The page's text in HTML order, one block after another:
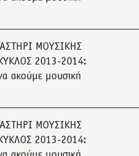
ΜΟΥΣΙΚΗΣ
2013-2014:
ακούμε μουσική
ΜΟΥΣΙΚΗΣ
2013-2014: